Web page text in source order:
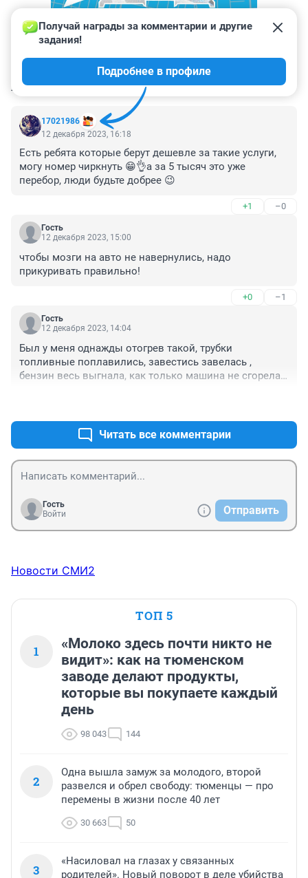
КОММЕНТАРИИ 35
17021986
Получай награды за комментарии и другие
задания!
Подробнее в профиле
12 декабря 2023, 16:18
Есть ребята которые берут дешевле за такие услуги,
могу номер чиркнуть 😁👌а за 5 тысяч это уже
перебор, люди будьте добрее 😉
+1 –0
Гость
12 декабря 2023, 15:00
чтобы мозги на авто не навернулись, надо
прикуривать правильно!
+0 –1
Гость
12 декабря 2023, 14:04
Был у меня однажды отогрев такой, трубки
топливные поплавились, завестись завелась ,
бензин весь выгнала, как только машина не сгорела.
Читать все комментарии
Гость
Войти
Отправить
Новости СМИ2
ТОП 5
1
«Молоко здесь почти никто не
видит»: как на тюменском
заводе делают продукты,
которые вы покупаете каждый
день
98 043 144
2
Одна вышла замуж за молодого, второй
развелся и обрел свободу: тюменцы — про
перемены в жизни после 40 лет
30 663 50
3
«Насиловал на глазах у связанных
родителей». Новый поворот в деле убийства